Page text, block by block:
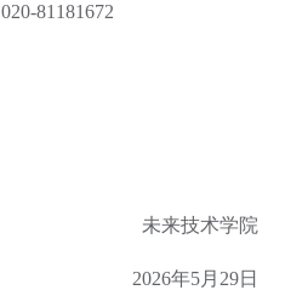
81181672
未来技术学院
2026年5月29日